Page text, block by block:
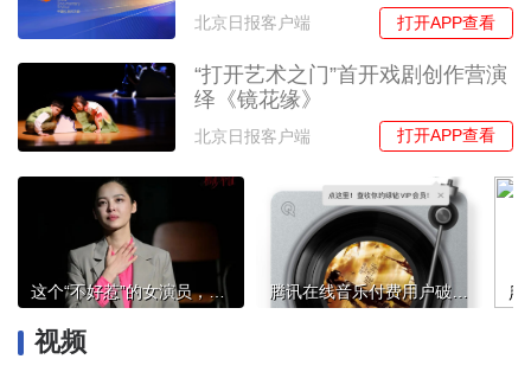
北京日报客户端 打开APP查看
“打开艺术之门”首开戏剧创作营演
绎《镜花缘》
北京日报客户端 打开APP查看
这个“不好惹”的女演员，演了一部上热搜的独角戏，对自己比对角色更狠 腾讯在线音乐付费用户破亿创新高，你习惯付费听歌了吗？
视频